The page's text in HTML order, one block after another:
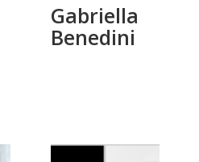
Gabriella
Benedini